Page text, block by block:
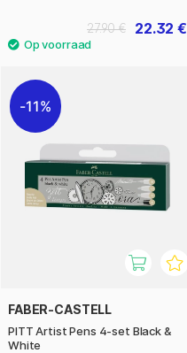
22.32 €
27.90 €
11%
FABER-CASTELL
PITT Artist Pens 4-set Black &
White